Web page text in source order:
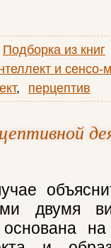
Подборка из книг
и
, перцептив
двумя
на